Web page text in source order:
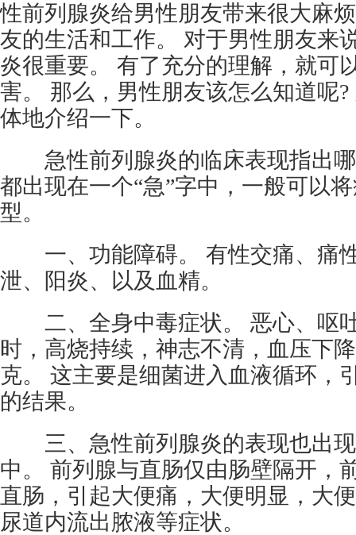
性前列腺炎给男性朋友带来很大麻
友的生活和工作。 对于男性朋友来
炎很重要。 有了充分的理解，就可
害。 那么，男性朋友该怎么知道呢
体地介绍一下。
急性前列腺炎的临床表现指出哪
都出现在一个“急”字中，一般可以
型。
一、功能障碍。 有性交痛、痛
泄、阳炎、以及血精。
二、全身中毒症状。 恶心、呕
时，高烧持续，神志不清，血压下
克。 这主要是细菌进入血液循环，
的结果。
三、急性前列腺炎的表现也出现
中。 前列腺与直肠仅由肠壁隔开，
直肠，引起大便痛，大便明显，大
尿道内流出脓液等症状。